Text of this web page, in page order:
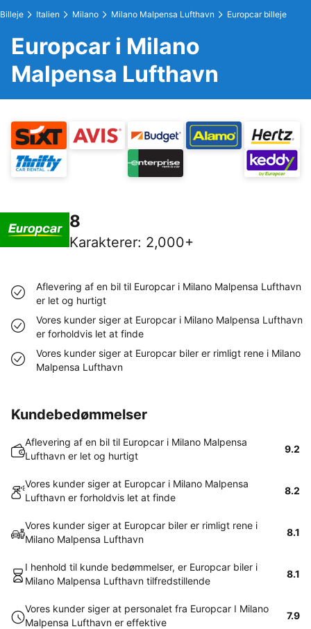
Billeje Italien Milano Milano Malpensa Lufthavn Europcar billeje
Europcar i Milano
Malpensa Lufthavn
8
Karakterer: 2,000+
Aflevering af en bil til Europcar i Milano Malpensa Lufthavn
er let og hurtigt
Vores kunder siger at Europcar i Milano Malpensa Lufthavn
er forholdvis let at finde
Vores kunder siger at Europcar biler er rimligt rene i Milano
Malpensa Lufthavn
Kundebedømmelser
Aflevering af en bil til Europcar i Milano Malpensa
Lufthavn er let og hurtigt
9.2
Vores kunder siger at Europcar i Milano Malpensa
Lufthavn er forholdvis let at finde
8.2
Vores kunder siger at Europcar biler er rimligt rene i
Milano Malpensa Lufthavn
8.1
I henhold til kunde bedømmelser, er Europcar biler i
Milano Malpensa Lufthavn tilfredstillende
8.1
Vores kunder siger at personalet fra Europcar I Milano
Malpensa Lufthavn er effektive
7.9